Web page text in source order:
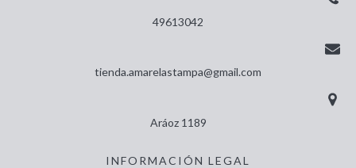
49613042
tienda.amarelastampa@gmail.com
Aráoz 1189
INFORMACIÓN LEGAL